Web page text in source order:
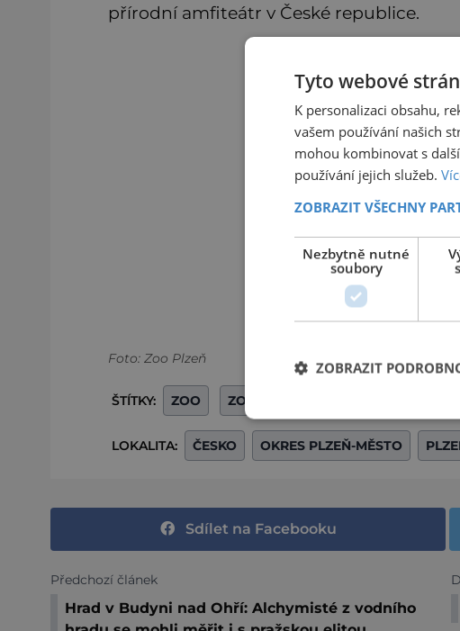
přírodní amfiteátr v České republice.
Foto: Zoo Plzeň
ŠTÍTKY: ZOO ZOOLOGICKÁ A BOTANICKÁ
LOKALITA: ČESKO OKRES PLZEŇ-MĚSTO
Sdílet na Facebooku
Předchozí článek
Hrad v Budyni nad Ohří: Alchymisté z vodního
Tyto webové
K personalizaci obsahu,
vašem používání našich
mohou kombinovat s
používání jejich služeb.
ZOBRAZIT VŠECHNY
Nezbytně nutné
soubory
ZOBRAZIT